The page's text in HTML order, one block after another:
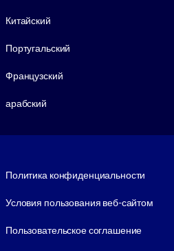
Китайский
Португальский
Французский
арабский
Политика конфиденциальности
Условия пользования веб-сайтом
Пользовательское соглашение